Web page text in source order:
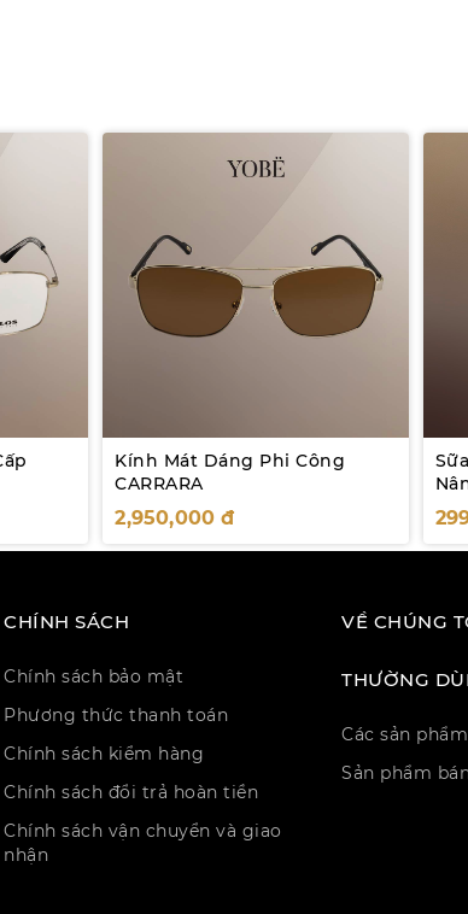
Kính Mát Dáng Phi Công
CARRARA
2,950,000đ
CHÍNH SÁCH
Chính sách bảo mật
Phương thức thanh toán
Chính sách kiểm hàng
Chính sách đổi trả hoàn tiền
Chính sách vận chuyển và giao
nhận
VỀ CHÚNG
THƯỜNG
Các sản
Sản phẩm